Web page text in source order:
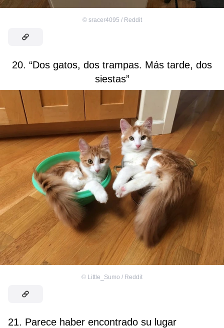
© sracer4095 / Reddit
20. “Dos gatos, dos trampas. Más tarde, dos
siestas”
© Little_Sumo / Reddit
21. Parece haber encontrado su lugar